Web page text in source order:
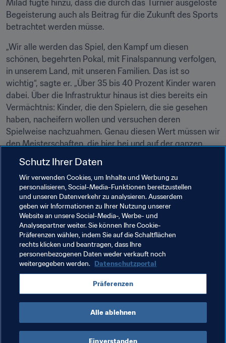
Milad fügte hinzu, dass die durch das Turnier ausgelöste
Begeisterung auch als Beitrag für die Zukunft des Sports
betrachtet werden müsse.
„Wir alle werden das Spiel, den Kampf um diesen
schönen, begehrten Pokal, mit Finalspannung verfolgen,
in unserem Land, mit unseren Familien. Das ist so
wichtig“, sagte er. „Über 35 bis 40 Prozent Kinder waren
dabei. Über die Infrastruktur hinaus ist dies bereits ein
Vermächtnis: Kinder, die den Spielern, die sie gesehen
haben, nacheifern wollen und versuchen deren
Spielweise nachzuahmen. Genau diesen Wert müssen wir
den Meisterschaften, die hier bei und auf der ganzen
Verwandte Themen
FIFA Forward FIFA-Präsident
Mitgliedsverbände Organisation Chile
CONMEBOL
FIFA Forward
Schutz Ihrer Daten
Wir verwenden Cookies, um Inhalte und Werbung zu
personalisieren, Social-Media-Funktionen bereitzustellen
und unseren Datenverkehr zu analysieren. Ausserdem
geben wir Informationen zu Ihrer Nutzung unserer
Website an unsere Social-Media-, Werbe- und
Analysepartner weiter. Sie können Ihre Cookie-
Präferenzen wählen, indem Sie auf die Schaltflächen
rechts klicken und beantragen, dass Ihre
personenbezogenen Daten weder verkauft noch
weitergegeben werden. Datenschutzportal
Präferenzen
Alle ablehnen
Einverstanden